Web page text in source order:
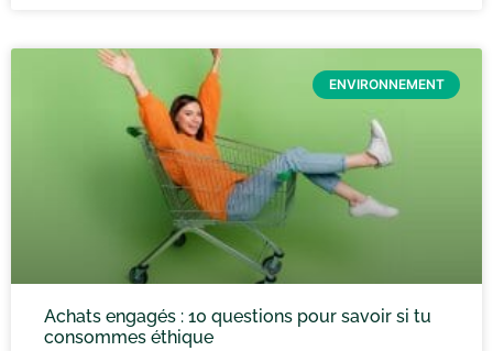
ENVIRONNEMENT
Achats engagés : 10 questions pour savoir si tu
consommes éthique